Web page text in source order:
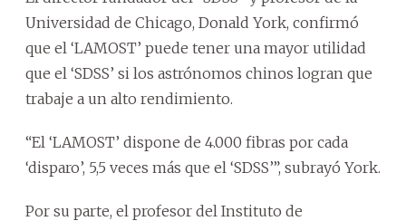
Universidad de Chicago, Donald York, confirmó
que el ‘LAMOST’ puede tener una mayor utilidad
que el ‘SDSS’ si los astrónomos chinos logran que
trabaje a un alto rendimiento.
“El ‘LAMOST’ dispone de 4.000 fibras por cada
‘disparo’, 5,5 veces más que el ‘SDSS’”, subrayó York.
Por su parte, el profesor del Instituto de